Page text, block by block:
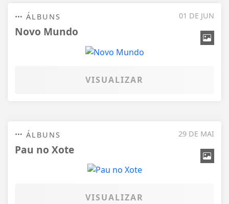
01 DE JUN
ÁLBUNS
Novo Mundo
VISUALIZAR
29 DE MAI
ÁLBUNS
Pau no Xote
VISUALIZAR